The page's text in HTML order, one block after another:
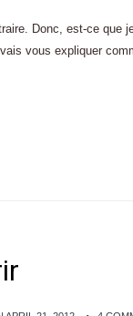
Donc, est-ce que
vous expliquer